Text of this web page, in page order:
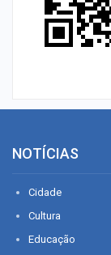
NOTÍCIAS
Cidade
Cultura
Educação